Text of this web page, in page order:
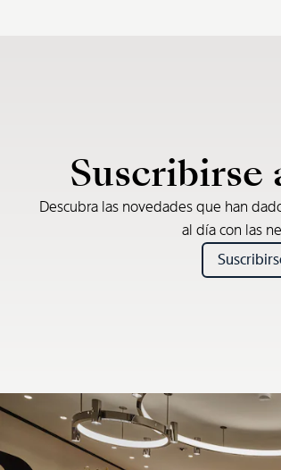
Suscribirse
Descubra las novedades que han
al día con las